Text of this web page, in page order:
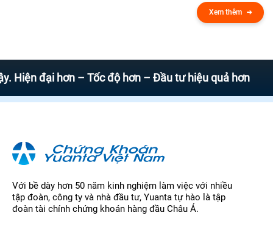
Xem thêm
hơn – Tốc độ hơn – Đầu tư hiệu quả hơn
Với bề dày hơn 50 năm kinh nghiệm làm việc với nhiều
tập đoàn, công ty và nhà đầu tư, Yuanta tự hào là tập
đoàn tài chính chứng khoán hàng đầu Châu Á.